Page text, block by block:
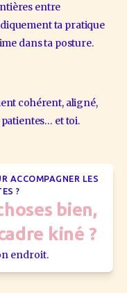
entre
ta pratique
dans ta posture.
cohérent, aligné,
et toi.
ACCOMPAGNER LES
?
bien,
kiné ?
endroit.